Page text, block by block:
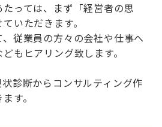
っては、まず「経営者の思
いただきます。
従業員の方々の会社や仕事へ
もヒアリング致します。
診断からコンサルティング作
す。